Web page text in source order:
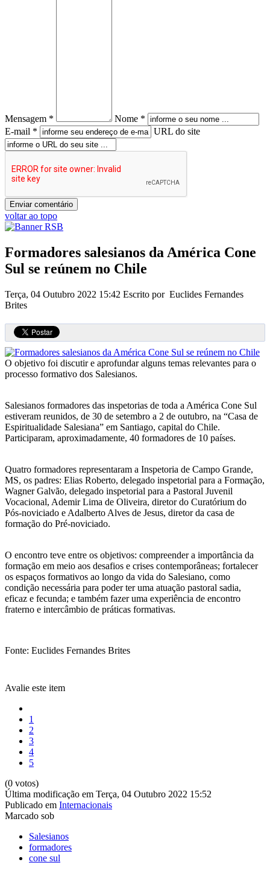
Mensagem *
Nome *
E-mail *
URL do site
voltar ao topo
Formadores salesianos da América Cone
Sul se reúnem no Chile
Terça, 04 Outubro 2022 15:42 Escrito por Euclides Fernandes
Brites
O objetivo foi discutir e aprofundar alguns temas relevantes para o
processo formativo dos Salesianos.
Salesianos formadores das inspetorias de toda a América Cone Sul
estiveram reunidos, de 30 de setembro a 2 de outubro, na “Casa de
Espiritualidade Salesiana” em Santiago, capital do Chile.
Participaram, aproximadamente, 40 formadores de 10 países.
Quatro formadores representaram a Inspetoria de Campo Grande,
MS, os padres: Elias Roberto, delegado inspetorial para a Formação,
Wagner Galvão, delegado inspetorial para a Pastoral Juvenil
Vocacional, Ademir Lima de Oliveira, diretor do Curatórium do
Pós-noviciado e Adalberto Alves de Jesus, diretor da casa de
formação do Pré-noviciado.
O encontro teve entre os objetivos: compreender a importância da
formação em meio aos desafios e crises contemporâneas; fortalecer
os espaços formativos ao longo da vida do Salesiano, como
condição necessária para poder ter uma atuação pastoral sadia,
eficaz e fecunda; e também fazer uma experiência de encontro
fraterno e intercâmbio de práticas formativas.
Fonte: Euclides Fernandes Brites
Avalie este item
1
2
3
4
5
(0 votos)
Última modificação em Terça, 04 Outubro 2022 15:52
Publicado em Internacionais
Marcado sob
Salesianos
formadores
cone sul